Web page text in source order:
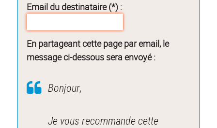
Email du destinataire (*) :
En partageant cette page par email, le
message ci-dessous sera envoyé :
Bonjour,
Je vous recommande cette